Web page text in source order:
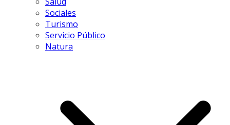
Sociales
Turismo
Servicio Público
Natura